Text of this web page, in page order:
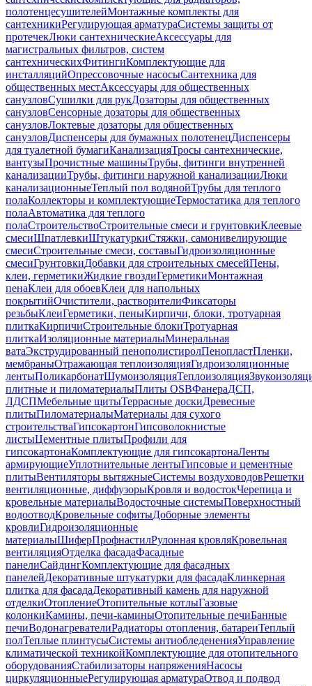
полотенцесушителейМонтажные комплекты для
сантехникиРегулирующая арматураСистемы защиты от
протечекЛюки сантехническиеАксессуары для
магистральных фильтров, систем
сантехническихФитингиКомплектующие для
инсталляцийОпрессовочные насосыСантехника для
общественных местАксессуары для общественных
санузловСушилки для рукДозаторы для общественных
санузловСенсорные дозаторы для общественных
санузловЛоктевые дозаторы для общественных
санузловДиспенсеры для бумажных полотенецДиспенсеры
для туалетной бумагиКанализацияТросы сантехнические,
вантузыПрочистные машиныТрубы, фитинги внутренней
канализацииТрубы, фитинги наружной канализацииЛюки
канализационныеТеплый пол водянойТрубы для теплого
полаКоллекторы и комплектующиеТермостатика для теплого
полаАвтоматика для теплого
полаСтроительствоСтроительные смеси и грунтовкиКлеевые
смесиШпатлевкиШтукатуркиСтяжки, самонивелирующие
смесиСтроительные смеси, составыГидроизоляционные
смесиГрунтовкиДобавки для строительных смесейПены,
клеи, герметикиЖидкие гвоздиГерметикиМонтажная
пенаКлеи для обоевКлеи для напольных
покрытийОчистители, растворителиФиксаторы
резьбыКлеиГерметики, пеныКирпичи, блоки, тротуарная
плиткаКирпичиСтроительные блокиТротуарная
плиткаИзоляционные материалыМинеральная
ватаЭкструдированный пенополистиролПенопластПленки,
мембраныОтражающая теплоизоляцияГидроизоляционные
лентыПоликарбонатШумоизоляцияТеплоизоляция
плитные и пиломатериалыПлиты OSBФанераДСП,
ЛДСПМебельные щитыТеррасные доскиДревесные
плитыПиломатериалыМатериалы для сухого
строительстваГипсокартонГипсоволокнистые
листыЦементные плитыПрофили для
гипсокартонаКомплектующие для гипсокартонаЛенты
армирующиеУплотнительные лентыГипсовые и цементные
плитыВентиляторы вытяжныеСистемы воздуховодовРешетки
вентиляционные, диффузорыКровля и водостокЧерепица и
кровельные материалыВодосточные системыПоверхностный
водоотводКровельные софитыДоборные элементы
кровлиГидроизоляционные
материалыШиферПрофнастилРулонная кровляКровельная
вентиляцияОтделка фасадаФасадные
панелиСайдингКомплектующие для фасадных
панелейДекоративные штукатурки для фасадаКлинкерная
плитка для фасадаДекоративный камень для наружной
отделкиОтоплениеОтопительные котлыГазовые
колонкиКамины, печи-каминыОтопительные печиБанные
печиВодонагревателиРадиаторы отопления, батареиТеплый
полТеплые плинтусыСистемы антиобледененияУправление
климатической техникойКомплектующие для отопительного
оборудованияСтабилизаторы напряженияНасосы
циркуляционныеРегулирующая арматураОтвод и подвод